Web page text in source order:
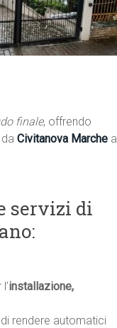
finale, offrendo
Civitanova Marche a
servizi di
installazione,
rendere automatici